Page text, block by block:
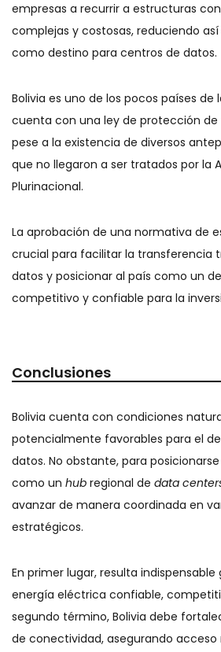
empresas a recurrir a estructuras
complejas y costosas, reduciendo
como destino para centros de datos.
Bolivia es uno de los pocos países de
cuenta con una ley de protección de
pese a la existencia de diversos
que no llegaron a ser tratados por la
Plurinacional.
La aprobación de una normativa de
crucial para facilitar la transferencia
datos y posicionar al país como un
competitivo y confiable para la
Conclusiones
Bolivia cuenta con condiciones
potencialmente favorables para el
datos. No obstante, para
como un hub regional de data
avanzar de manera coordinada en
estratégicos.
En primer lugar, resulta
energía eléctrica confiable,
segundo término, Bolivia debe
de conectividad, asegurando